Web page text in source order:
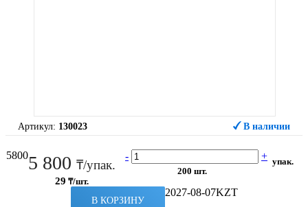
Артикул: 130023 В наличии
58005 800 ₸/упак.
29 ₸/шт.
- +
200 шт.
упак.
В КОРЗИНУ
2027-08-07KZT